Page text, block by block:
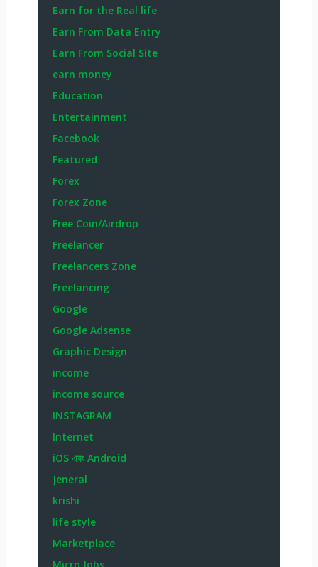
Earn for the Real life
Earn From Data Entry
Earn From Social Site
earn money
Education
Entertainment
Facebook
Featured
Forex
Forex Zone
Free Coin/Airdrop
Freelancer
Freelancers Zone
Freelancing
Google
Google Adsense
Graphic Design
income
income source
INSTAGRAM
Internet
iOS এবং Android
Jeneral
krishi
life style
Marketplace